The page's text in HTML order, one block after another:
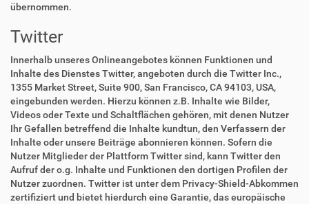
übernommen.
Twitter
Innerhalb unseres Onlineangebotes können Funktionen und
Inhalte des Dienstes Twitter, angeboten durch die Twitter Inc.,
1355 Market Street, Suite 900, San Francisco, CA 94103, USA,
eingebunden werden. Hierzu können z.B. Inhalte wie Bilder,
Videos oder Texte und Schaltflächen gehören, mit denen Nutzer
Ihr Gefallen betreffend die Inhalte kundtun, den Verfassern der
Inhalte oder unsere Beiträge abonnieren können. Sofern die
Nutzer Mitglieder der Plattform Twitter sind, kann Twitter den
Aufruf der o.g. Inhalte und Funktionen den dortigen Profilen der
Nutzer zuordnen. Twitter ist unter dem Privacy-Shield-Abkommen
zertifiziert und bietet hierdurch eine Garantie, das europäische